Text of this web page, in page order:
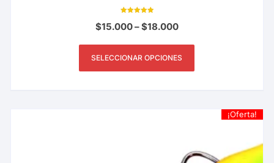
5.00
de 5
$15.000–$18.000
SELECCIONAR OPCIONES
¡Oferta!